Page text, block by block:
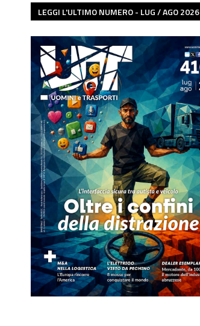
LEGGI L'ULTIMO NUMERO - LUG / AGO 2026